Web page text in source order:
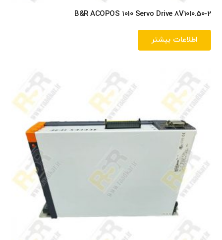
B&R ACOPOS 1010 Servo Drive 8V1010.50-2
اطلاعات بیشتر